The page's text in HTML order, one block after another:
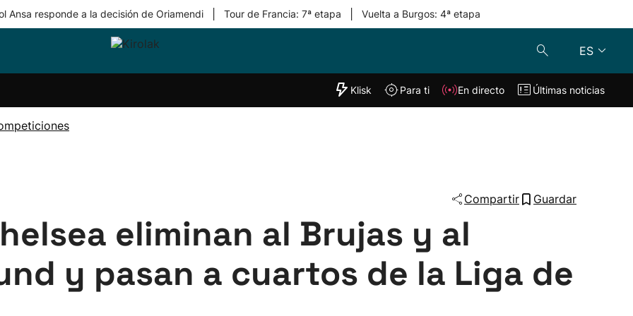
Ansa responde a la decisión de Oriamendi Tour de Francia: 7ª etapa Vuelta a Burgos: 4ª etapa
ES
Equipos
Competiciones
"Helmuga"
Klisk En directo
Klisk Para ti En directo Últimas noticias
Compartir Guardar
eliminan al Brujas y al
y pasan a cuartos de la Liga de